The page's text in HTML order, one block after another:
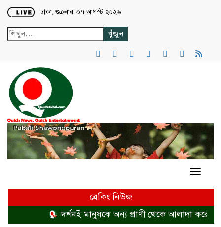
Loading...
ঢাকা, শুক্রবার, ০৭ আগস্ট ২০২৬
ব্রেকিং নিউজ
দর্শনই মানুষকে অন্য প্রাণী থেকে আলাদা করে